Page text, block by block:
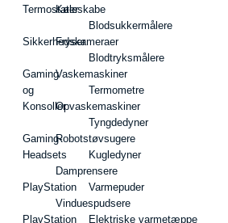
Termostater
Sikkerhedskameraer
Gaming
og
Konsoller
Gaming-
Headsets
PlayStation
PlayStation
Køleskabe
Fryser
Vaskemaskiner
Opvaskemaskiner
Robotstøvsugere
Damprensere
Vinduespudsere
Blodsukkermålere
Blodtryksmålere
Termometre
Tyngdedyner
Kugledyner
Varmepuder
Elektriske varmetæppe